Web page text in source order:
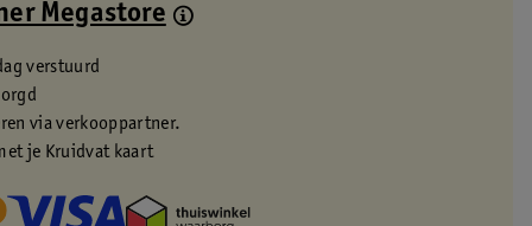
Megastore
verstuurd
via verkooppartner.
je Kruidvat kaart